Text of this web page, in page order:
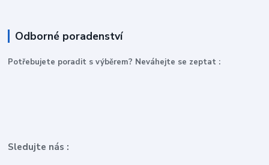
Odborné poradenství
Potřebujete poradit s výběrem? Neváhejte se zeptat :
Sledujte nás :